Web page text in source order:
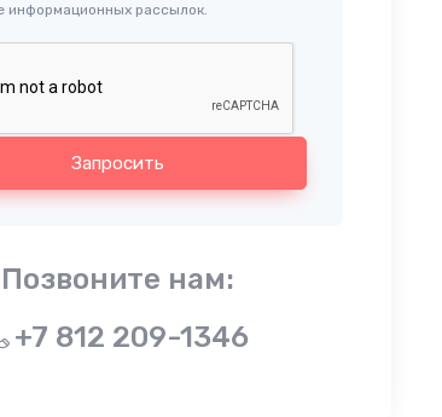
информационных рассылок.
Запросить
Позвоните нам:
+7 812 209-1346